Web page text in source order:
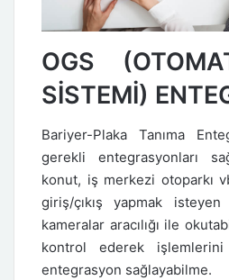
OGS
SİSTEMİ)
Bariyer-Plaka Tanıma
gerekli entegrasyonları
konut, iş merkezi otoparkı
giriş/çıkış yapmak isteyen
kameralar aracılığı ile
kontrol ederek işlemlerini
entegrasyon sağlayabilme.